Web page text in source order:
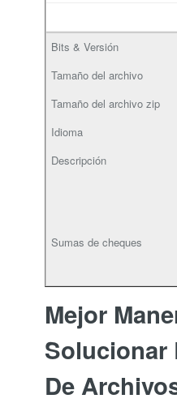
Mejor
Solucionar
De